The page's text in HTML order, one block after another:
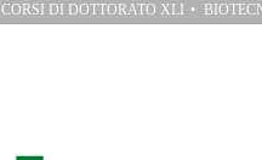
CORSI DI DOTTORATO XLI